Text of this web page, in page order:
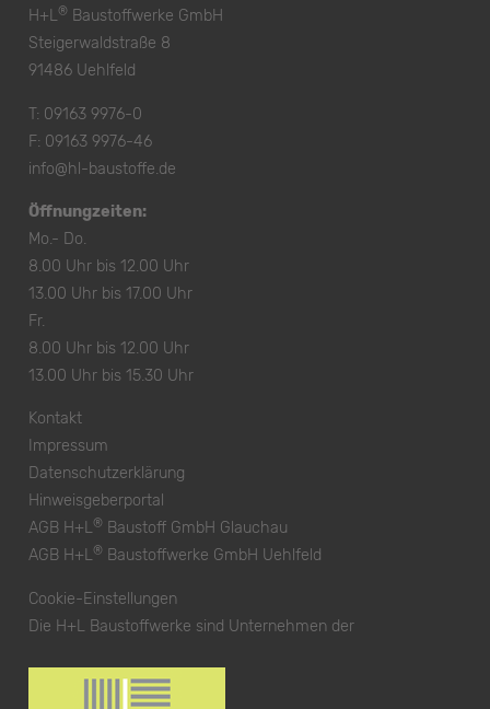
H+L® Baustoffwerke GmbH
Steigerwaldstraße 8
91486 Uehlfeld
T: 09163 9976-0
F: 09163 9976-46
info@hl-baustoffe.de
Öffnungzeiten:
Mo.- Do.
8.00 Uhr bis 12.00 Uhr
13.00 Uhr bis 17.00 Uhr
Fr.
8.00 Uhr bis 12.00 Uhr
13.00 Uhr bis 15.30 Uhr
Kontakt
Impressum
Datenschutzerklärung
Hinweisgeberportal
AGB H+L® Baustoff GmbH Glauchau
AGB H+L® Baustoffwerke GmbH Uehlfeld
Cookie-Einstellungen
Die H+L Baustoffwerke sind Unternehmen der